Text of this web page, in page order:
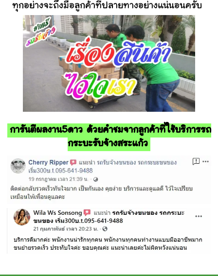
ทุกอย่างจะถึงมือลูกค้าที่ปลายทางอย่างแน่นอนครับ
การันตีผลงาน5ดาว ด้วยคำชมจากลูกค้าที่ใช้บริการรถ
กระบะรับจ้างสระแก้ว